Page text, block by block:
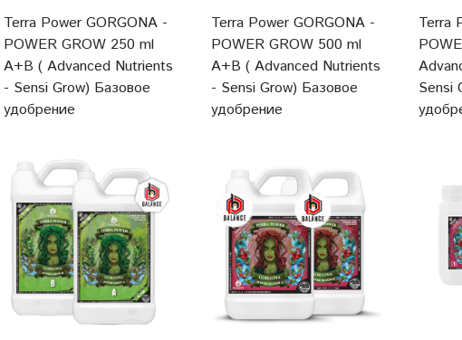
Terra Power GORGONA -
POWER GROW 250 ml
A+B ( Advanced Nutrients
- Sensi Grow) Базовое
удобрение
Terra Power GORGONA -
POWER GROW 500 ml
A+B ( Advanced Nutrients
- Sensi Grow) Базовое
удобрение
Terra
Sensi